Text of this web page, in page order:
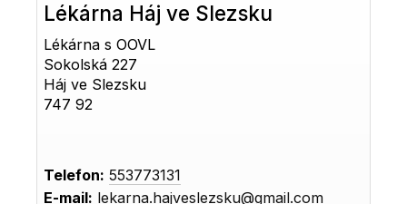
Lékárna Háj ve Slezsku
Lékárna s OOVL
Sokolská 227
Háj ve Slezsku
747 92
Telefon: 553773131
E-mail: lekarna.hajveslezsku@gmail.com